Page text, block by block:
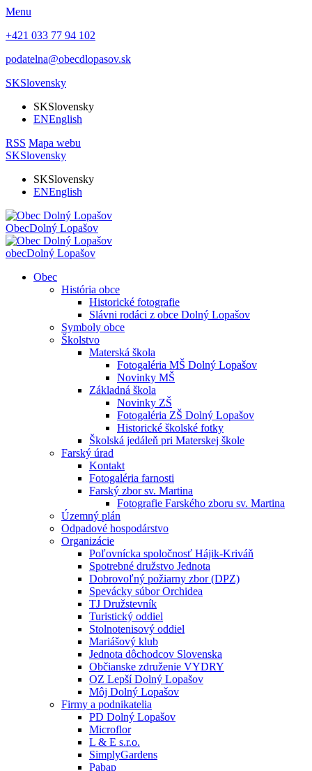
Menu
+421 033 77 94 102
podatelna@obecdlopasov.sk
SKSlovensky
SKSlovensky
ENEnglish
RSS Mapa webu
SKSlovensky
SKSlovensky
ENEnglish
ObecDolný Lopašov
obecDolný Lopašov
Obec
História obce
Historické fotografie
Slávni rodáci z obce Dolný Lopašov
Symboly obce
Školstvo
Materská škola
Fotogaléria MŠ Dolný Lopašov
Novinky MŠ
Základná škola
Novinky ZŠ
Fotogaléria ZŠ Dolný Lopašov
Historické školské fotky
Školská jedáleň pri Materskej škole
Farský úrad
Kontakt
Fotogaléria farnosti
Farský zbor sv. Martina
Fotografie Farského zboru sv. Martina
Územný plán
Odpadové hospodárstvo
Organizácie
Poľovnícka spoločnosť Hájik-Kriváň
Spotrebné družstvo Jednota
Dobrovoľný požiarny zbor (DPZ)
Spevácky súbor Orchidea
TJ Družstevník
Turistický oddiel
Stolnotenisový oddiel
Mariášový klub
Jednota dôchodcov Slovenska
Občianske združenie VYDRY
OZ Lepší Dolný Lopašov
Môj Dolný Lopašov
Firmy a podnikatelia
PD Dolný Lopašov
Microflor
L & E s.r.o.
SimplyGardens
Pabap